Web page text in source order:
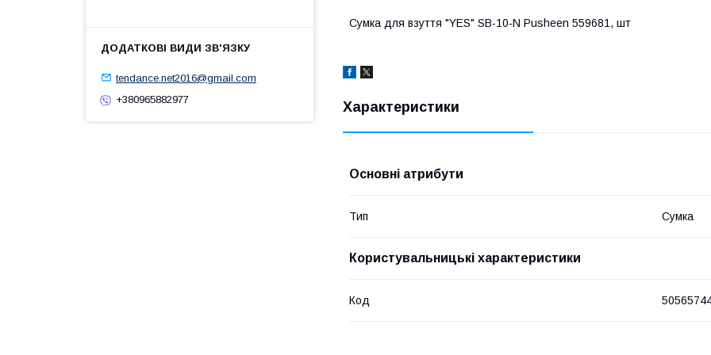
Сумка для взуття "YES" SB-10-N Pusheen 559681, шт
Характеристики
Основні атрибути
Тип Сумка
Користувальницькі характеристики
Код
tendance.net2016@gmail.com
+380965882977